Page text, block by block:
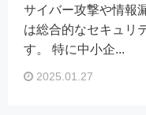
サイバー攻撃や情報
は総合的なセキュリ
す。 特に中小企...
2025.01.27